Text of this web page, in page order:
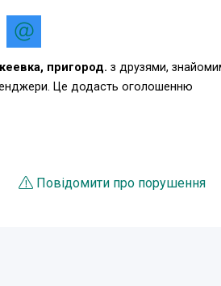
пригород. з друзями,
Це додасть оголошенню
Повідомити про порушення